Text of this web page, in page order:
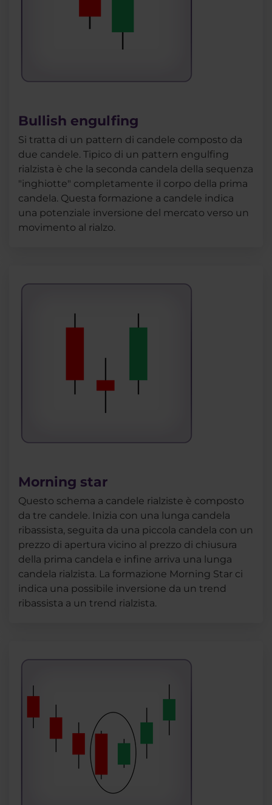
Bullish engulfing
Si tratta di un pattern di candele composto da
due candele. Tipico di un pattern engulfing
rialzista è che la seconda candela della sequenza
"inghiotte" completamente il corpo della prima
candela. Questa formazione a candele indica
una potenziale inversione del mercato verso un
movimento al rialzo.
Morning star
Questo schema a candele rialziste è composto
da tre candele. Inizia con una lunga candela
ribassista, seguita da una piccola candela con un
prezzo di apertura vicino al prezzo di chiusura
della prima candela e infine arriva una lunga
candela rialzista. La formazione Morning Star ci
indica una possibile inversione da un trend
ribassista a un trend rialzista.